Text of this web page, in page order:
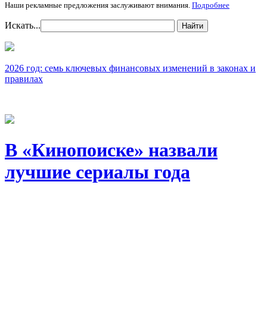
Наши рекламные предложения заслуживают внимания. Подробнее
Искать... Найти
2026 год: семь ключевых финансовых изменений в законах и
правилах
В «Кинопоиске» назвали
лучшие сериалы года